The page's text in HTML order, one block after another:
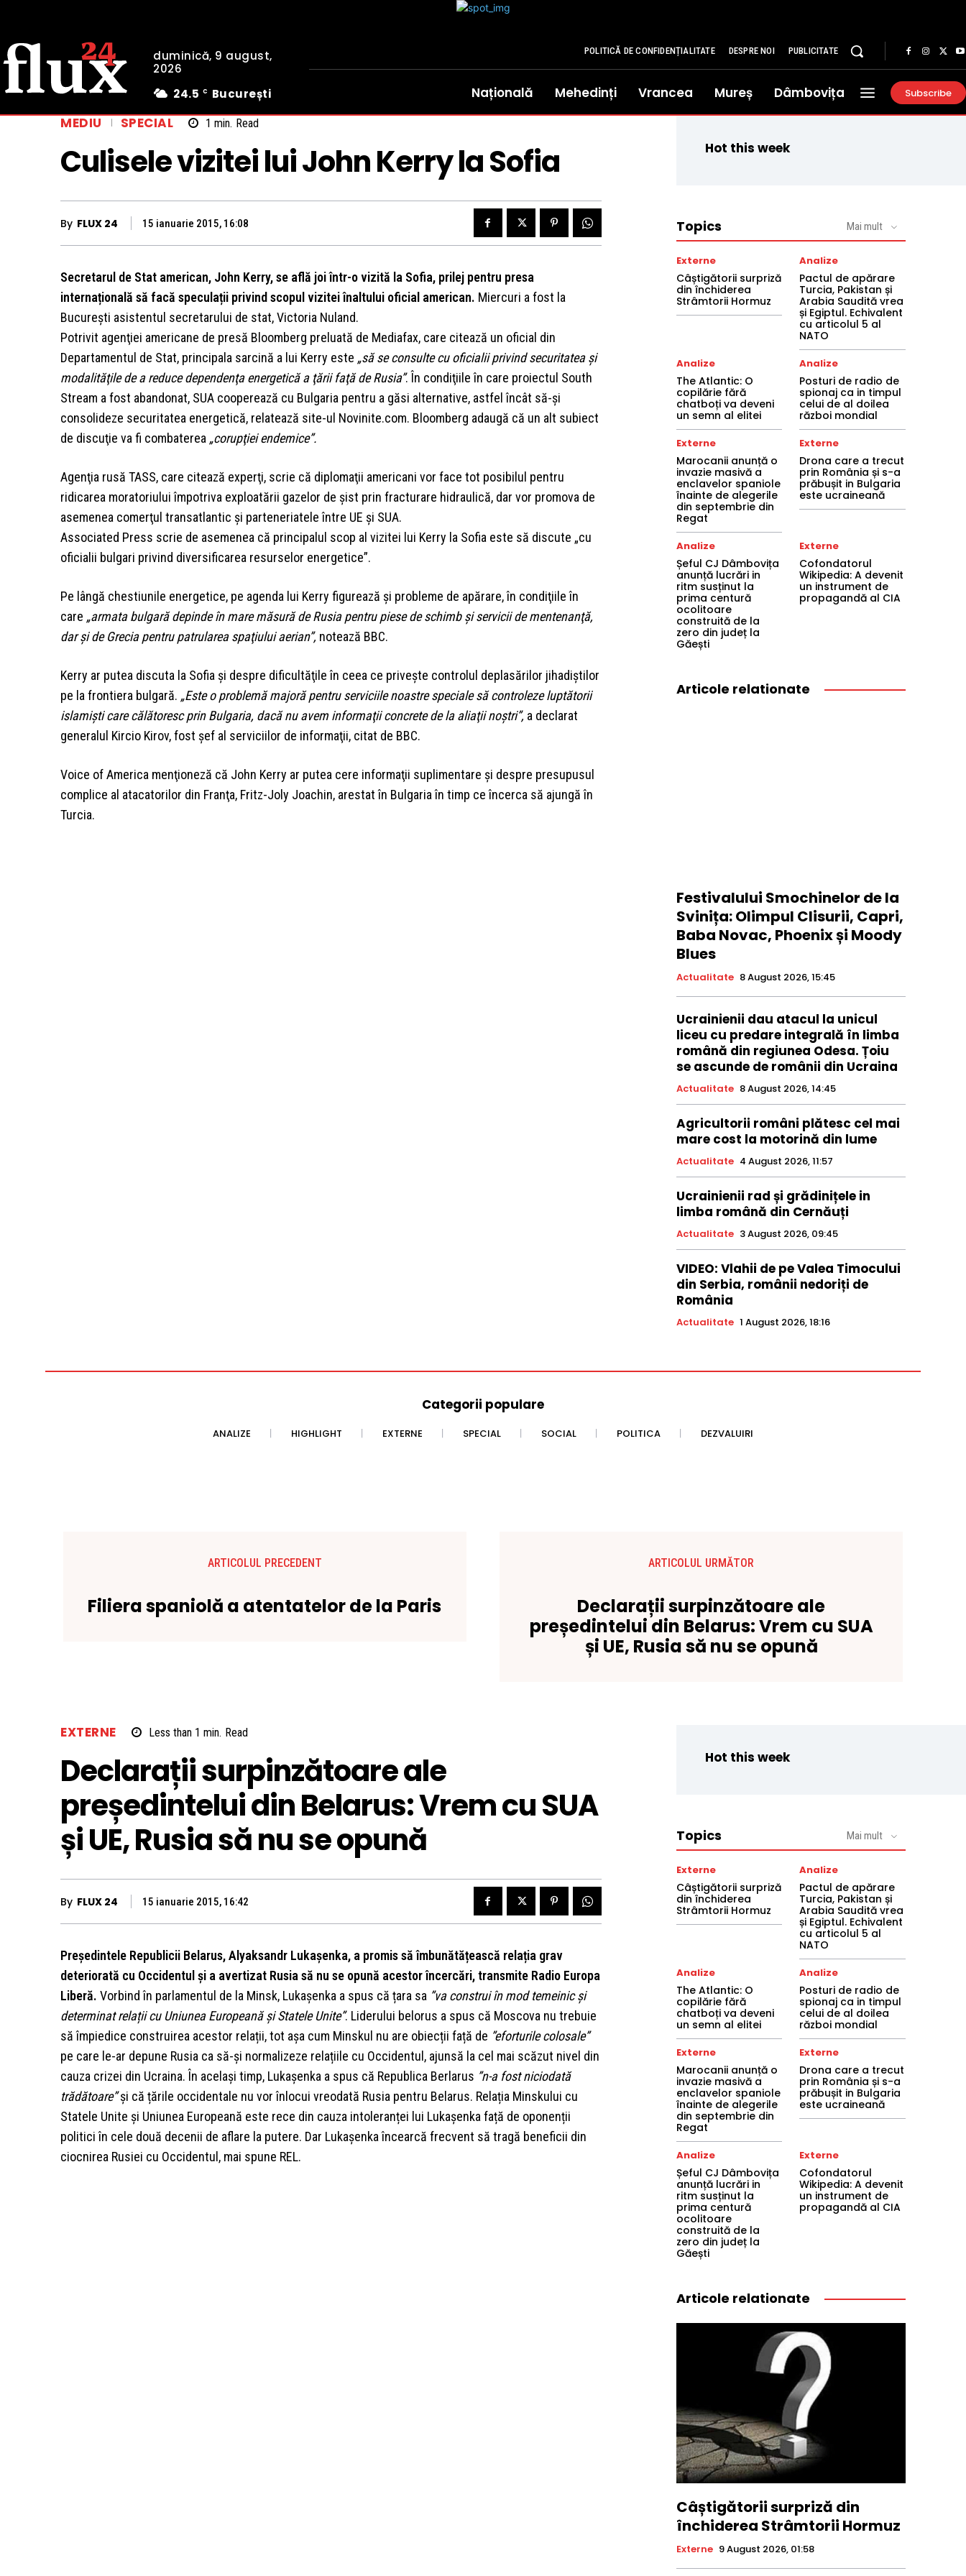
duminică, 9 august,
2026
24.5 C București
POLITICĂ DE CONFIDENȚIALITATE DESPRE NOI PUBLICITATE
Națională Mehedinți Vrancea Mureș Dâmbovița Subscribe
MEDIU SPECIAL 1 min. Read
Culisele vizitei lui John Kerry la Sofia
By FLUX 24 15 ianuarie 2015, 16:08
Secretarul de Stat american, John Kerry, se află joi într-o vizită la Sofia, prilej pentru presa
internațională să facă speculații privind scopul vizitei înaltului oficial american. Miercuri a fost la
București asistentul secretarului de stat, Victoria Nuland.
Potrivit agenţiei americane de presă Bloomberg preluată de Mediafax, care citează un oficial din
Departamentul de Stat, principala sarcină a lui Kerry este „să se consulte cu oficialii privind securitatea şi
modalităţile de a reduce dependenţa energetică a ţării faţă de Rusia”. În condiţiile în care proiectul South
Stream a fost abandonat, SUA cooperează cu Bulgaria pentru a găsi alternative, astfel încât să-şi
consolideze securitatea energetică, relatează site-ul Novinite.com. Bloomberg adaugă că un alt subiect
de discuţie va fi combaterea „corupţiei endemice”.
Agenţia rusă TASS, care citează experţi, scrie că diplomaţii americani vor face tot posibilul pentru
ridicarea moratoriului împotriva exploatării gazelor de şist prin fracturare hidraulică, dar vor promova de
asemenea comerţul transatlantic şi parteneriatele între UE şi SUA.
Associated Press scrie de asemenea că principalul scop al vizitei lui Kerry la Sofia este să discute „cu
oficialii bulgari privind diversificarea resurselor energetice”.
Pe lângă chestiunile energetice, pe agenda lui Kerry figurează şi probleme de apărare, în condiţiile în
care „armata bulgară depinde în mare măsură de Rusia pentru piese de schimb şi servicii de mentenanţă,
dar şi de Grecia pentru patrularea spaţiului aerian”, notează BBC.
Kerry ar putea discuta la Sofia şi despre dificultăţile în ceea ce priveşte controlul deplasărilor jihadiştilor
pe la frontiera bulgară. „Este o problemă majoră pentru serviciile noastre speciale să controleze luptătorii
islamişti care călătoresc prin Bulgaria, dacă nu avem informaţii concrete de la aliaţii noştri”, a declarat
generalul Kircio Kirov, fost şef al serviciilor de informaţii, citat de BBC.
Voice of America menţioneză că John Kerry ar putea cere informaţii suplimentare şi despre presupusul
complice al atacatorilor din Franţa, Fritz-Joly Joachin, arestat în Bulgaria în timp ce încerca să ajungă în
Turcia.
Hot this week
Topics Mai mult
Externe
Câștigătorii surpriză
din închiderea
Strâmtorii Hormuz
Analize
Pactul de apărare
Turcia, Pakistan și
Arabia Saudită vrea
și Egiptul. Echivalent
cu articolul 5 al
NATO
Analize
The Atlantic: O
copilărie fără
chatboți va deveni
un semn al elitei
Analize
Posturi de radio de
spionaj ca in timpul
celui de al doilea
război mondial
Externe
Marocanii anunță o
invazie masivă a
enclavelor spaniole
înainte de alegerile
din septembrie din
Regat
Externe
Drona care a trecut
prin România și s-a
prăbușit in Bulgaria
este ucraineană
Analize
Șeful CJ Dâmbovița
anunță lucrări in
ritm susținut la
prima centură
ocolitoare
construită de la
zero din județ la
Găești
Externe
Cofondatorul
Wikipedia: A devenit
un instrument de
propagandă al CIA
Articole relationate
Festivalului Smochinelor de la
Svinița: Olimpul Clisurii, Capri,
Baba Novac, Phoenix și Moody
Blues
Actualitate 8 August 2026, 15:45
Ucrainienii dau atacul la unicul
liceu cu predare integrală în limba
română din regiunea Odesa. Țoiu
se ascunde de românii din Ucraina
Actualitate 8 August 2026, 14:45
Agricultorii români plătesc cel mai
mare cost la motorină din lume
Actualitate 4 August 2026, 11:57
Ucrainienii rad și grădinițele in
limba română din Cernăuți
Actualitate 3 August 2026, 09:45
VIDEO: Vlahii de pe Valea Timocului
din Serbia, românii nedoriți de
România
Actualitate 1 August 2026, 18:16
Categorii populare
ANALIZE HIGHLIGHT EXTERNE SPECIAL SOCIAL POLITICA DEZVALUIRI
ARTICOLUL PRECEDENT
Filiera spaniolă a atentatelor de la Paris
ARTICOLUL URMĂTOR
Declarații surpinzătoare ale
președintelui din Belarus: Vrem cu SUA
și UE, Rusia să nu se opună